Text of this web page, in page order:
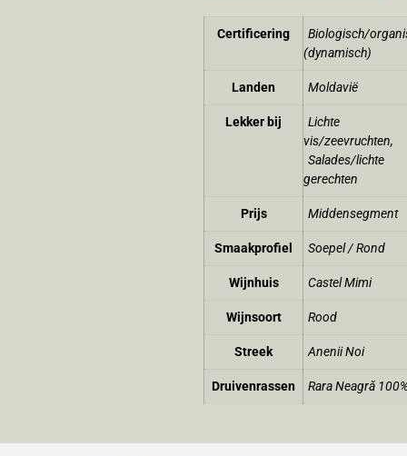
Certificering
Biologisch/
(dynamisch)
Landen Moldavië
Lekker bij
Lichte
vis/zeevruchten,
Salades/lichte
gerechten
Prijs Middensegment
Smaakprofiel Soepel / Rond
Wijnhuis Castel Mimi
Wijnsoort Rood
Streek Anenii Noi
Druivenrassen Rara Neagră